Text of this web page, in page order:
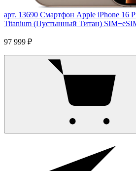
арт. 13690 Смартфон Apple iPhone 16
Titanium (Пустынный Титан)
97 999 ₽